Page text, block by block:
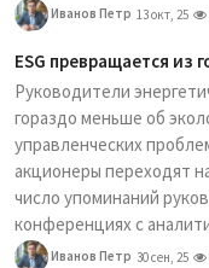
Иванов Петр 13 окт, 25
ESG превращается из
Руководители
гораздо меньше об
управленческих
акционеры переходят
число упоминаний
конференциях с
Иванов Петр 30 сен, 25